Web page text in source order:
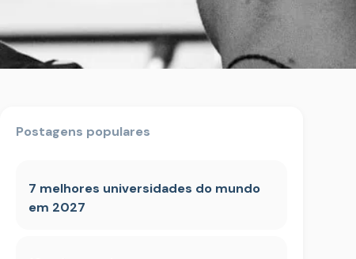
Postagens populares
7 melhores universidades do mundo
em 2027